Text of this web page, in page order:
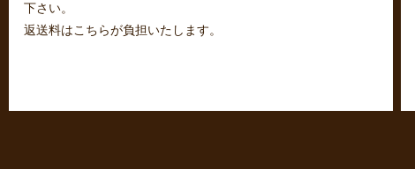
下さい。
返送料はこちらが負担いたします。